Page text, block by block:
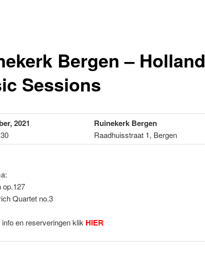
Bergen – Holland
Sessions
2021 Ruinekerk Bergen
Raadhuisstraat 1, Bergen
op.127
Quartet no.3
en reserveringen klik HIER